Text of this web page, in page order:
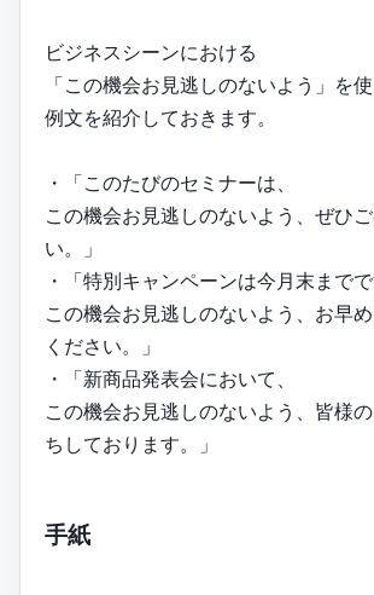
ビジネスシーンにおける
「この機会お見逃しのないよう」を
例文を紹介しておきます。
・「このたびのセミナーは、
この機会お見逃しのないよう、ぜひ
い。」
・「特別キャンペーンは今月末までで
この機会お見逃しのないよう、お早
ください。」
・「新商品発表会において、
この機会お見逃しのないよう、皆様
ちしております。」
手紙